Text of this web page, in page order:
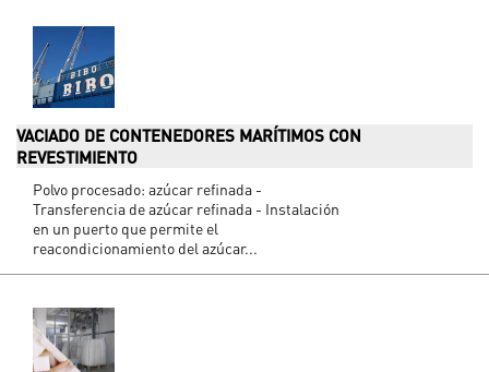
VACIADO DE CONTENEDORES MARÍTIMOS CON
REVESTIMIENTO
Polvo procesado: azúcar refinada -
Transferencia de azúcar refinada - Instalación
en un puerto que permite el
reacondicionamiento del azúcar...